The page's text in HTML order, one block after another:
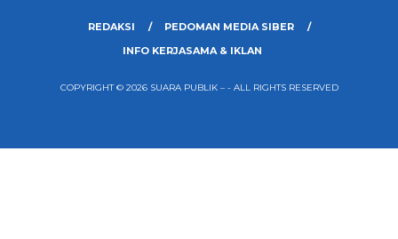
REDAKSI
PEDOMAN MEDIA SIBER
INFO KERJASAMA & IKLAN
COPYRIGHT © 2026 SUARA PUBLIK – - ALL RIGHTS RESERVED